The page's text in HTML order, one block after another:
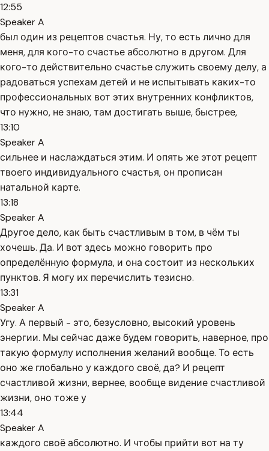
12:55
Speaker A
был один из рецептов счастья. Ну, то есть лично для
меня, для кого-то счастье абсолютно в другом. Для
кого-то действительно счастье служить своему делу, а
радоваться успехам детей и не испытывать каких-то
профессиональных вот этих внутренних конфликтов,
что нужно, не знаю, там достигать выше, быстрее,
13:10
Speaker A
сильнее и наслаждаться этим. И опять же этот рецепт
твоего индивидуального счастья, он прописан
натальной карте.
13:18
Speaker A
Другое дело, как быть счастливым в том, в чём ты
хочешь. Да. И вот здесь можно говорить про
определённую формула, и она состоит из нескольких
пунктов. Я могу их перечислить тезисно.
13:31
Speaker A
Угу. А первый - это, безусловно, высокий уровень
энергии. Мы сейчас даже будем говорить, наверное, про
такую формулу исполнения желаний вообще. То есть
оно же глобально у каждого своё, да? И рецепт
счастливой жизни, вернее, вообще видение счастливой
жизни, оно тоже у
13:44
Speaker A
каждого своё абсолютно. И чтобы прийти вот на ту